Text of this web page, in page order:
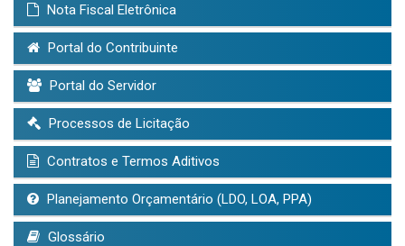
Nota Fiscal Eletrônica
Portal do Contribuinte
Portal do Servidor
Processos de Licitação
Contratos e Termos Aditivos
Planejamento Orçamentário (LDO, LOA, PPA)
Glossário